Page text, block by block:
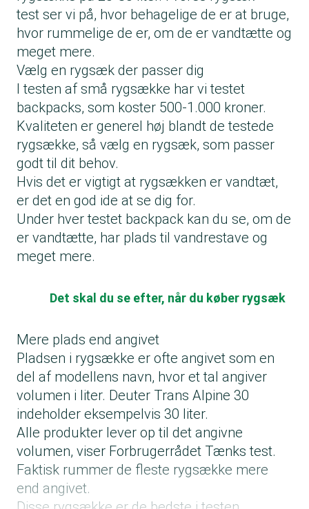
test ser vi på, hvor behagelige de er at bruge,
hvor rummelige de er, om de er vandtætte og
meget mere.
Vælg en rygsæk der passer dig
I testen af små rygsække har vi testet
backpacks, som koster 500-1.000 kroner.
Kvaliteten er generel høj blandt de testede
rygsække, så vælg en rygsæk, som passer
godt til dit behov.
Hvis det er vigtigt at rygsækken er vandtæt,
er det en god ide at se dig for.
Under hver testet backpack kan du se, om de
er vandtætte, har plads til vandrestave og
meget mere.
Det skal du se efter, når du køber rygsæk
Mere plads end angivet
Pladsen i rygsække er ofte angivet som en
del af modellens navn, hvor et tal angiver
volumen i liter. Deuter Trans Alpine 30
indeholder eksempelvis 30 liter.
Alle produkter lever op til det angivne
volumen, viser Forbrugerrådet Tænks test.
Faktisk rummer de fleste rygsække mere
end angivet.